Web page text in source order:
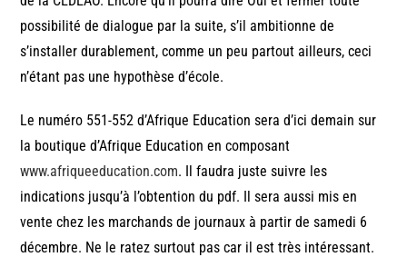
possibilité de dialogue par la suite, s’il ambitionne de
s’installer durablement, comme un peu partout ailleurs, ceci
n’étant pas une hypothèse d’école.
Le numéro 551-552 d’Afrique Education sera d’ici demain sur
la boutique d’Afrique Education en composant
www.afriqueeducation.com. Il faudra juste suivre les
indications jusqu’à l’obtention du pdf. Il sera aussi mis en
vente chez les marchands de journaux à partir de samedi 6
décembre. Ne le ratez surtout pas car il est très intéressant.